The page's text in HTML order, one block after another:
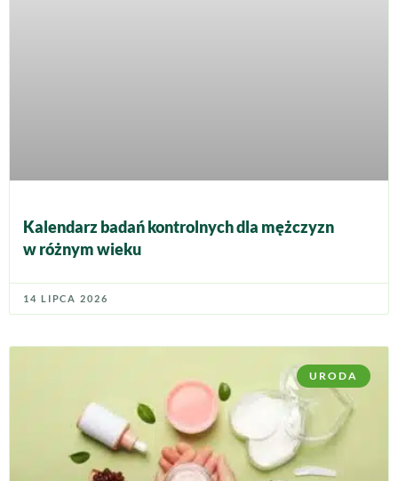
Kalendarz badań kontrolnych dla mężczyzn
w różnym wieku
14 LIPCA 2026
URODA